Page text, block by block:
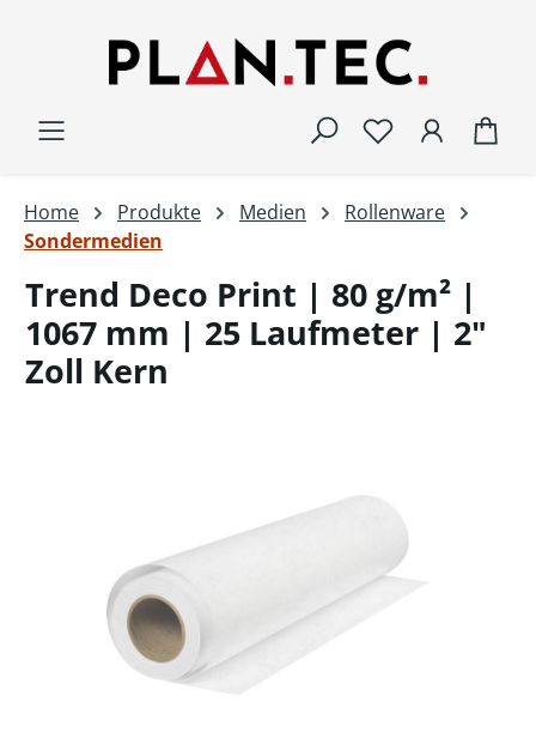
Home Produkte Medien
Rollenware
Sondermedien
Trend Deco Print | 80 g/m² |
1067 mm | 25 Laufmeter | 2"
Zoll Kern